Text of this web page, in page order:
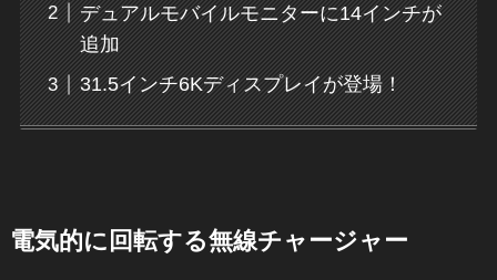
デュアルモバイルモニターに14インチが
追加
31.5インチ6Kディスプレイが登場！
電気的に回転する無線チャージャー